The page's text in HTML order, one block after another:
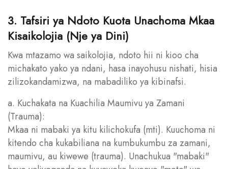
3. Tafsiri ya Ndoto Kuota Unachoma Mkaa
Kisaikolojia (Nje ya Dini)
Kwa mtazamo wa saikolojia, ndoto hii ni kioo cha
michakato yako ya ndani, hasa inayohusu nishati, hisia
zilizokandamizwa, na mabadiliko ya kibinafsi.
a. Kuchakata na Kuachilia Maumivu ya Zamani
(Trauma):
Mkaa ni mabaki ya kitu kilichokufa (mti). Kuuchoma ni
kitendo cha kukabiliana na kumbukumbu za zamani,
maumivu, au kiwewe (trauma). Unachukua "mabaki"